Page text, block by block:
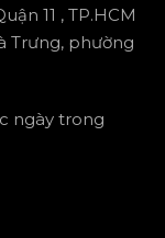
11 , TP.HCM
Trưng, phường
ngày trong